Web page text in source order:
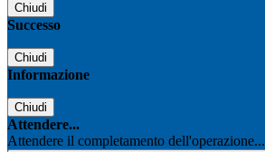
Chiudi
Successo
Chiudi
Informazione
Chiudi
Attendere...
Attendere il completamento dell'operazione...